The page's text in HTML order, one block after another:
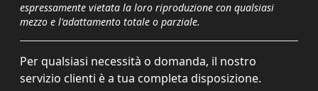
espressamente vietata la loro riproduzione con qualsiasi
mezzo e l'adattamento totale o parziale.
Per qualsiasi necessità o domanda, il nostro
servizio clienti è a tua completa disposizione.